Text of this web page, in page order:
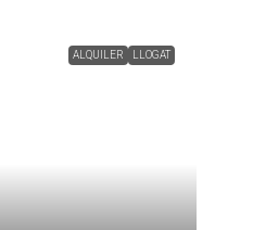
ALQUILER LLOGAT